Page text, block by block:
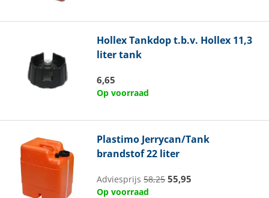
HollexTankdop t.b.v. Hollex 11,3
liter tank
6,65
Op voorraad
Plastimo Jerrycan/Tank
brandstof 22 liter
Adviesprijs58,25 55,95
Op voorraad